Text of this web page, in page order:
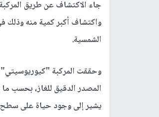
جاء الاكتشاف عن طريق
واكتشاف أكبر كمية منه
الشمسية.
وحققت المركبة "كيوريوسيتي"
المصدر الدقيق للغاز، بحسب
يشير إلى وجود حياة على سطح